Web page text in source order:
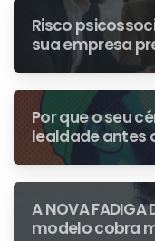
Risco
sua empresa
primeira
Por que o seu
lealdade antes
A NOVA
modelo cobra